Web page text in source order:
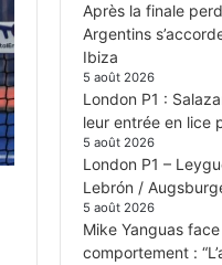
Après la finale
Argentins
Ibiza
5 août 2026
London P1 :
leur entrée en lice
5 août 2026
London P1 –
Lebrón /
5 août 2026
Mike Yanguas
comportement :